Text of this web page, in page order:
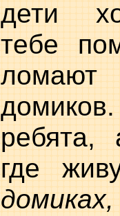
дети
тебе
ребята,
где